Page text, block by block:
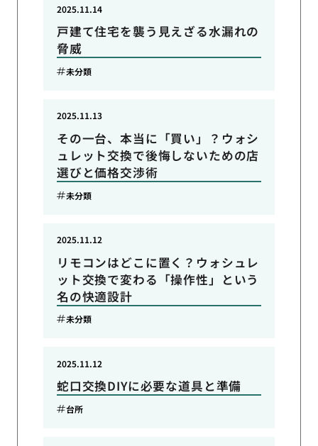
戸建て住宅を襲う見えざる水漏れの
脅威
2025.11.14
未分類
その一台、本当に「買い」？ウォシ
ュレット交換で後悔しないための店
選びと価格交渉術
2025.11.13
未分類
リモコンはどこに置く？ウォシュレ
ット交換で変わる「操作性」という
名の快適設計
2025.11.12
未分類
蛇口交換DIYに必要な道具と準備
2025.11.12
台所